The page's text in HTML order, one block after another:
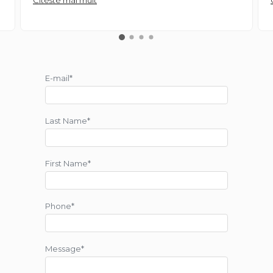
E-mail*
Last Name*
First Name*
Phone*
Message*